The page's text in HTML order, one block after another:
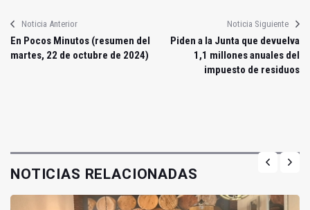
Noticia Anterior
En Pocos Minutos (resumen del
martes, 22 de octubre de 2024)
Noticia Siguiente
Piden a la Junta que devuelva
1,1 millones anuales del
impuesto de residuos
NOTICIAS RELACIONADAS